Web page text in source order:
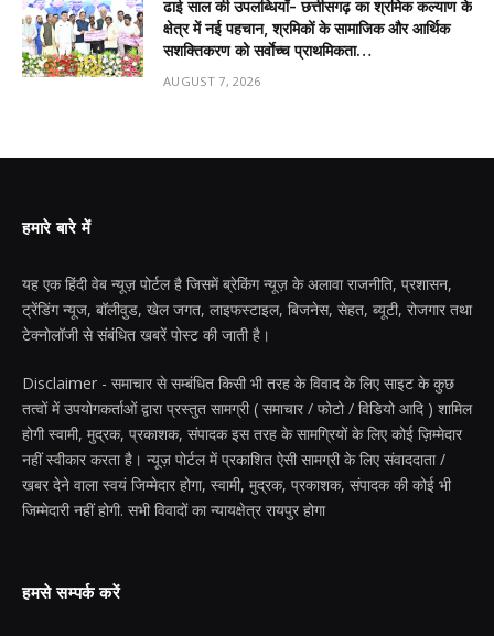
ढाई साल की उपलब्धियाँ- छत्तीसगढ़ का श्रमिक कल्याण के
क्षेत्र में नई पहचान, श्रमिकों के सामाजिक और आर्थिक
सशक्तिकरण को सर्वाेच्च प्राथमिकता…
AUGUST 7, 2026
हमारे बारे में
यह एक हिंदी वेब न्यूज़ पोर्टल है जिसमें ब्रेकिंग न्यूज़ के अलावा राजनीति, प्रशासन,
ट्रेंडिंग न्यूज, बॉलीवुड, खेल जगत, लाइफस्टाइल, बिजनेस, सेहत, ब्यूटी, रोजगार तथा
टेक्नोलॉजी से संबंधित खबरें पोस्ट की जाती है।
Disclaimer - समाचार से सम्बंधित किसी भी तरह के विवाद के लिए साइट के कुछ
तत्वों में उपयोगकर्ताओं द्वारा प्रस्तुत सामग्री ( समाचार / फोटो / विडियो आदि ) शामिल
होगी स्वामी, मुद्रक, प्रकाशक, संपादक इस तरह के सामग्रियों के लिए कोई ज़िम्मेदार
नहीं स्वीकार करता है। न्यूज़ पोर्टल में प्रकाशित ऐसी सामग्री के लिए संवाददाता /
खबर देने वाला स्वयं जिम्मेदार होगा, स्वामी, मुद्रक, प्रकाशक, संपादक की कोई भी
जिम्मेदारी नहीं होगी. सभी विवादों का न्यायक्षेत्र रायपुर होगा
हमसे सम्पर्क करें